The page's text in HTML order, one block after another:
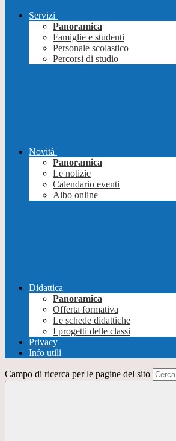
Servizi
Panoramica
Famiglie e studenti
Personale scolastico
Percorsi di studio
Novità
Panoramica
Le notizie
Calendario eventi
Albo online
Didattica
Panoramica
Offerta formativa
Le schede didattiche
I progetti delle classi
Privacy
Info utili
Campo di ricerca per le pagine del sito